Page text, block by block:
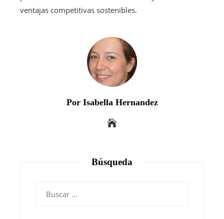
ventajas competitivas sostenibles.
Por Isabella Hernandez
Búsqueda